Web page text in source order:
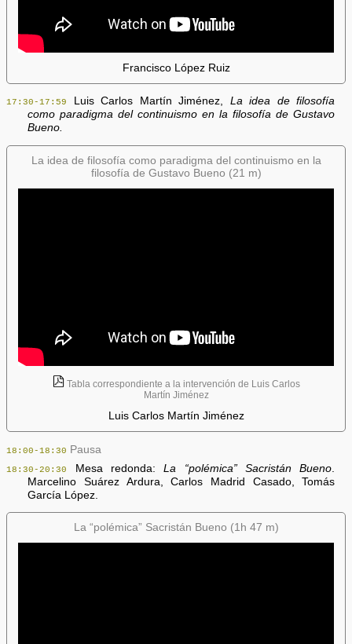
Francisco López Ruiz
17:30-17:59 Luis Carlos Martín Jiménez, La idea de filosofía
como paradigma del continuismo en la filosofía de Gustavo
Bueno.
La idea de filosofía como paradigma del continuismo en la
filosofía de Gustavo Bueno (21 m)
Tabla correspondiente a la intervención de Luis Carlos
Martín Jiménez
Luis Carlos Martín Jiménez
18:00-18:30 Pausa
18:30-20:30 Mesa redonda:La “polémica” Sacristán Bueno
Marcelino Suárez Ardura, Carlos Madrid Casado, Tomás
García López.
La “polémica” Sacristán Bueno (1h 47 m)